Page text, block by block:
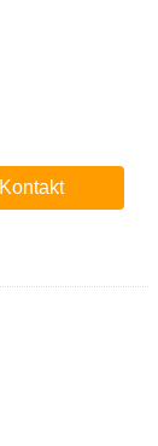
Kontakt